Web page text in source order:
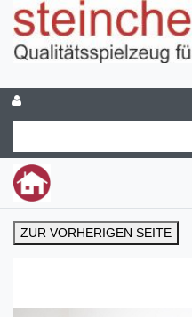
ZUR VORHERIGEN SEITE